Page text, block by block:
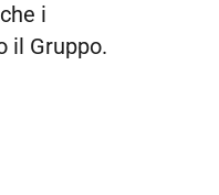
i
il Gruppo.